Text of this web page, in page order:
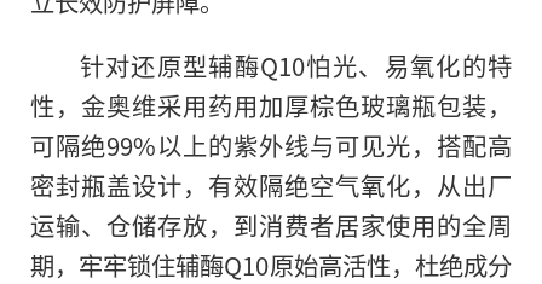
针对还原型辅酶Q10怕光、易氧化的特
性，金奥维采用药用加厚棕色玻璃瓶包装，
可隔绝99%以上的紫外线与可见光，搭配高
密封瓶盖设计，有效隔绝空气氧化，从出厂
运输、仓储存放，到消费者居家使用的全周
期，牢牢锁住辅酶Q10原始高活性，杜绝成分